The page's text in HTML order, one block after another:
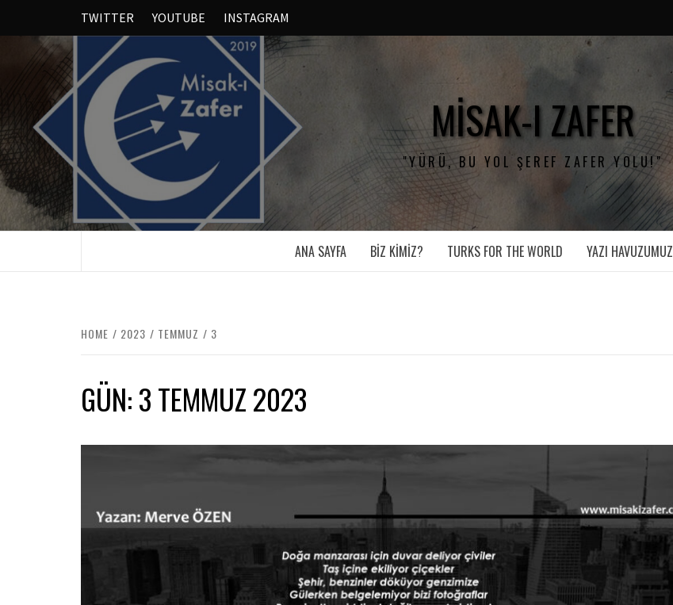
TWITTER YOUTUBE INSTAGRAM
MISAK-I ZAFER
"YÜRÜ, BU YOL ŞEREF ZAFER YOLU!"
ANA SAYFA BIZ KIMIZ? TURKS FOR THE WORLD YAZI HAVUZUMUZ
HOME 2023 TEMMUZ 3
GÜN:3 TEMMUZ 2023